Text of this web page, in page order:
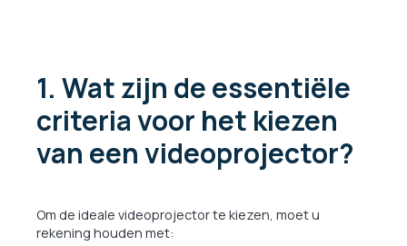
1. Wat zijn de essentiële
criteria voor het kiezen
van een videoprojector?
Om de ideale videoprojector te kiezen, moet u
rekening houden met: